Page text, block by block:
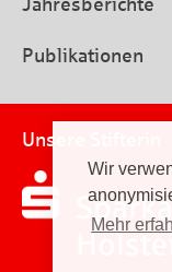
Wir
Mehr
Jahresberichte
Publikationen
Unsere Stifterin